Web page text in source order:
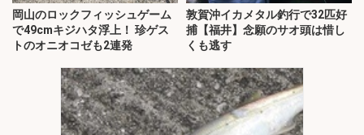
岡山のロックフィッシュゲーム
で49cmキジハタ浮上！ 珍ゲス
トのオニオコゼも2連発
敦賀沖イカメタル釣行で32匹好
捕【福井】念願のサオ頭は惜し
くも逃す